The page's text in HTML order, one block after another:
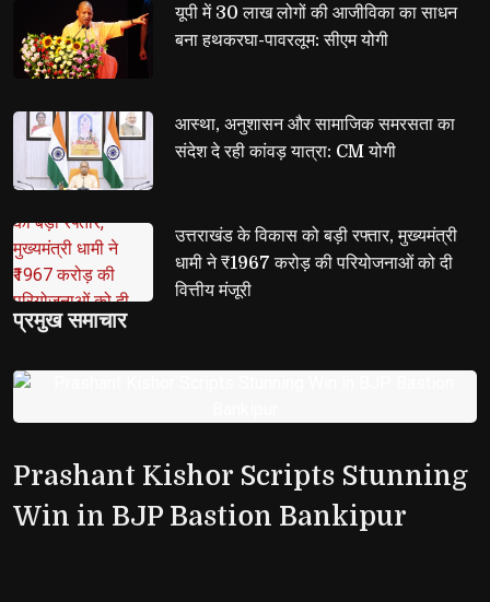
यूपी में 30 लाख लोगों की आजीविका का साधन
बना हथकरघा-पावरलूम: सीएम योगी
आस्था, अनुशासन और सामाजिक समरसता का
संदेश दे रही कांवड़ यात्रा: CM योगी
उत्तराखंड के विकास को बड़ी रफ्तार, मुख्यमंत्री
धामी ने ₹1967 करोड़ की परियोजनाओं को दी
वित्तीय मंजूरी
प्रमुख समाचार
Prashant Kishor Scripts Stunning
Win in BJP Bastion Bankipur